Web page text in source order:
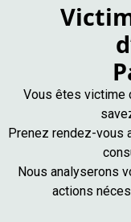
Vous êtes victime
Prenez rendez-vous
Nous analyserons
actions